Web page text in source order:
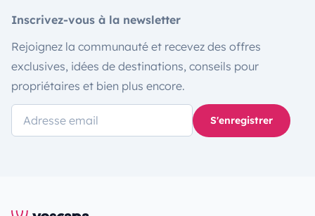
Inscrivez-vous à la newsletter
Rejoignez la communauté et recevez des offres
exclusives, idées de destinations, conseils pour
propriétaires et bien plus encore.
S'enregistrer